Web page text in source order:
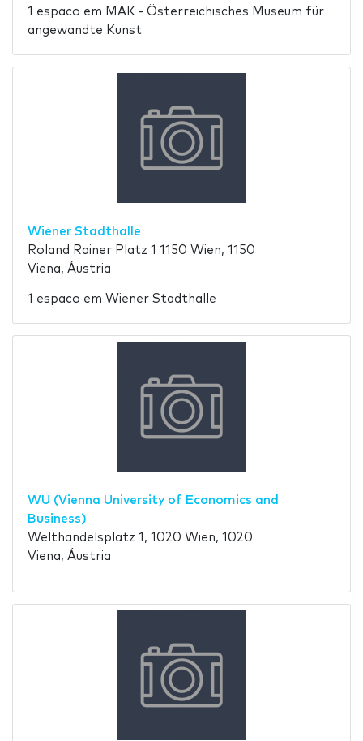
1 espaco em MAK - Österreichisches Museum für
angewandte Kunst
Wiener Stadthalle
Roland Rainer Platz 1 1150 Wien, 1150
Viena, Áustria
1 espaco em Wiener Stadthalle
WU (Vienna University of Economics and
Business)
Welthandelsplatz 1, 1020 Wien, 1020
Viena, Áustria